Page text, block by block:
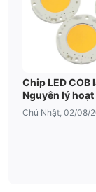
Chip LED COB
Nguyên lý
những điều cần
Chủ Nhật, 02/08/